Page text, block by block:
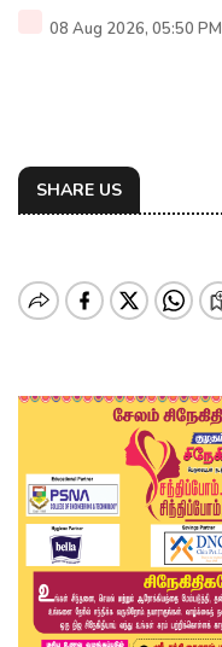
08 Aug 2026, 05:50 PM
SHARE US